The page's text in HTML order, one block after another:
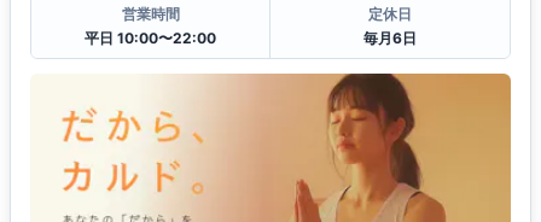
営業時間
平日 10:00〜22:00
定休日
毎月6日